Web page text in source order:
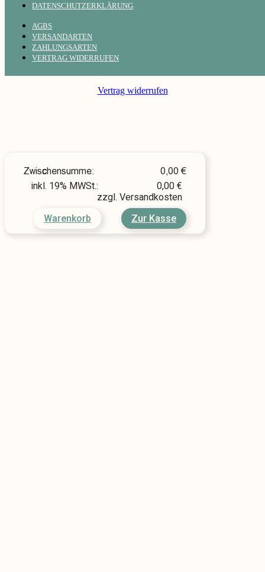
DATENSCHUTZERKLÄRUNG
AGBS
VERSANDARTEN
ZAHLUNGSARTEN
VERTRAG WIDERRUFEN
Vertrag widerrufen
Zwischensumme: 0,00 €
inkl. 19% MWSt.: 0,00€
zzgl. Versandkosten
Warenkorb
Zur Kasse